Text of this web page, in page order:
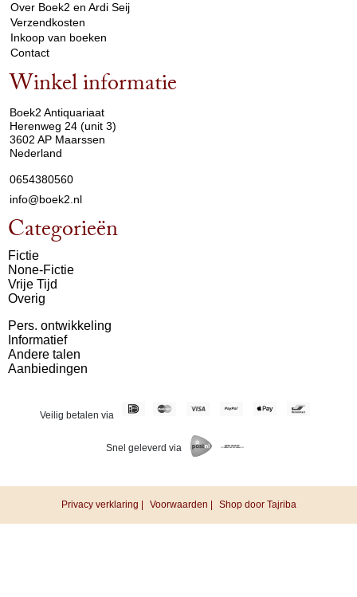
Over Boek2 en Ardi Seij
Verzendkosten
Inkoop van boeken
Contact
Winkel informatie
Boek2 Antiquariaat
Herenweg 24 (unit 3)
3602 AP Maarssen
Nederland
0654380560
info@boek2.nl
Categorieën
Fictie
None-Fictie
Vrije Tijd
Overig
Pers. ontwikkeling
Informatief
Andere talen
Aanbiedingen
Veilig betalen via
Snel geleverd via
Privacy verklaring | Voorwaarden | Shop door Tajriba